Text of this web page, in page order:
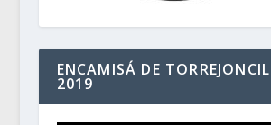
ENCAMISÁ DE
2019